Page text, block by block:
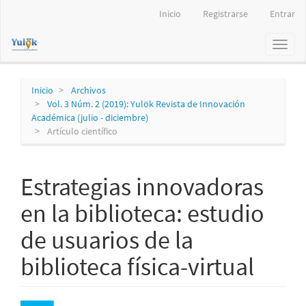
principal
Inicio Registrarse Entrar
Toggle
Inicio
Archivos
Vol. 3 Núm. 2 (2019): Yulök Revista de Innovación
Académica (julio - diciembre)
Artículo científico
Estrategias innovadoras
en la biblioteca: estudio
de usuarios de la
biblioteca física-virtual